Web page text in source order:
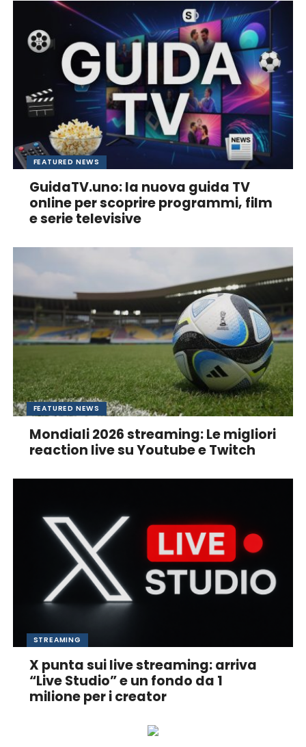
FEATURED NEWS
GuidaTV.uno: la nuova guida TV
online per scoprire programmi, film
e serie televisive
FEATURED NEWS
Mondiali 2026 streaming: Le migliori
reaction live su Youtube e Twitch
STREAMING
X punta sui live streaming: arriva
“Live Studio” e un fondo da 1
milione per i creator